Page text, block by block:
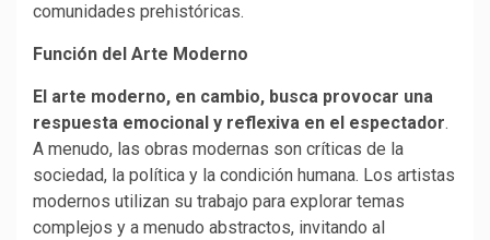
comunidades prehistóricas.
Función del Arte Moderno
El arte moderno, en cambio, busca provocar una
respuesta emocional y reflexiva en el espectador.
A menudo, las obras modernas son críticas de la
sociedad, la política y la condición humana. Los artistas
modernos utilizan su trabajo para explorar temas
complejos y a menudo abstractos, invitando al